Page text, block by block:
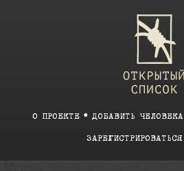
О ПРОЕКТЕ ДОБАВИТЬ ЧЕЛОВЕКА
ЗАРЕГИСТРИРОВАТЬСЯ